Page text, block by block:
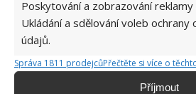
Poskytování a zobrazování reklamy
Ukládání a sdělování voleb ochrany
údajů.
Správa 1811 prodejcůPřečtěte si více o
Příjmout
Celý život dáváte
umístění